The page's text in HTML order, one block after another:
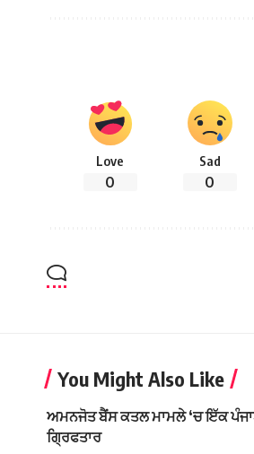
Love
0
Sad
0
You Might Also Like
ਅਮਨਜੋਤ ਬੈਂਸ ਕਤਲ ਮਾਮਲੇ ‘ਚ ਇੱਕ
ਗ੍ਰਿਫਤਾਰ